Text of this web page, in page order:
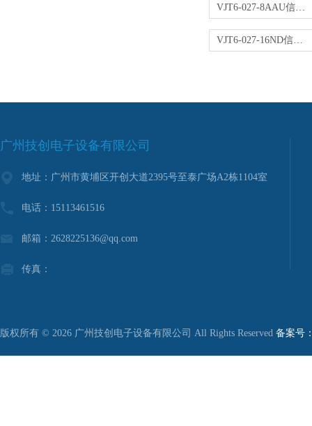
VJT6-027-8AAU信号转换器
VJT6-027-16ND信号转换器
广州技创电子设备有限公司
地址：广州市黄埔区开创大道2395号至泰广场A2栋1104室
电话：15113461516
邮箱：2628225136@qq.com
传真：
版权所有 © 2026 广州技创电子设备有限公司 All Rights Reserved 备案号